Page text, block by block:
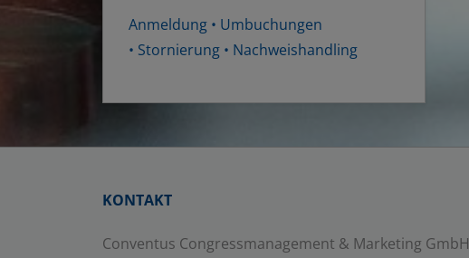
Anmeldung • Umbuchungen
• Stornierung • Nachweishandling
KONTAKT
Conventus Congressmanagement & Marketing GmbH